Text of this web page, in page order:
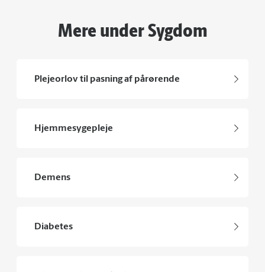
Mere under Sygdom
Plejeorlov til pasning af pårørende
Hjemmesygepleje
Demens
Diabetes